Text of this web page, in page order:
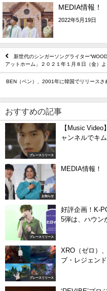
MEDIA情報！
2022年5月19日
新世代のシンガーソングライター
アットホーム」２０２１年１月８日（金）よ
BEN（ベン）、2001年に韓国でリリース
おすすめの記事
プレースリリース
【Music
ャンネルでキ
お知らせ
MEDIA情報！
プレースリリース
好評企画！K-
5弾は、ハウン
プレースリリース
XRO（ゼロ）
ブ・レジェン